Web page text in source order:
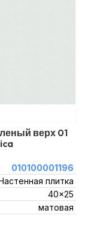
верх 01
010100001196
плитка
40x25
матовая